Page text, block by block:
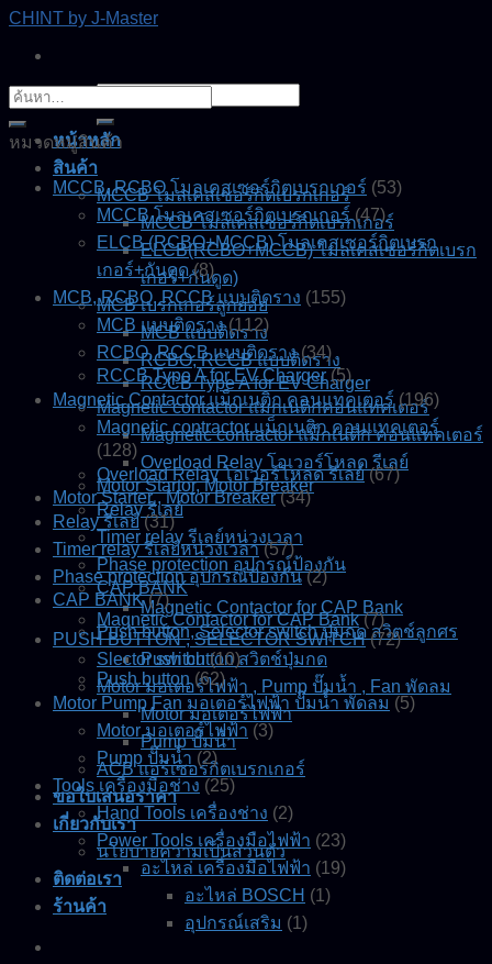
Skip
content
CHINT by J-Master
หน้าหลัก
สินค้า
MCCB โมลเคสเซอร์กิตเบรกเกอร์
MCCB โมลเคสเซอร์กิตเบรกเกอร์
ELCB(RCBO+MCCB) โมลเคสเซอร์กิตเบรก
เกอร์+กันดูด)
MCB เบรกเกอร์ลูกย่อย
MCB แบบติดราง
RCBO, RCCB แบบติดราง
RCCB Type A for EV Charger
Magnetic contactor แมกเนติกคอนแทคเตอร์
Magnetic contractor แม็กเนติก คอนแทคเตอร์
Overload Relay โอเวอร์โหลด รีเลย์
Motor Startor, Motor Breaker
Relay รีเลย์
Timer relay รีเลย์หน่วงเวลา
Phase protection อุปกรณ์ป้องกัน
CAP BANK
Magnetic Contactor for CAP Bank
Push button, Selector switch ปุ่มกด สวิตช์ลูกศร
Push button สวิตช์ปุ่มกด
Motor มอเตอร์ไฟฟ้า , Pump ปั๊มน้ำ , Fan พัดลม
Motor มอเตอร์ไฟฟ้า
Pump ปั๊มน้ำ
ACB แอร์เซอร์กิตเบรกเกอร์
ขอใบเสนอราคา
เกี่ยวกับเรา
นโยบายความเป็นส่วนตัว
ติดต่อเรา
ร้านค้า
ค้นหา:
หมวดหมู่สินค้า
MCCB, RCBO โมลเคสเซอร์กิตเบรกเกอร์ (53)
MCCB โมลเคสเซอร์กิตเบรกเกอร์ (47)
ELCB (RCBO+MCCB) โมลเคสเซอร์กิตเบรก
เกอร์+กันดูด (8)
MCB, RCBO, RCCB แบบติดราง (155)
MCB แบบติดราง (112)
RCBO, RCCB แบบติดราง (34)
RCCB Type A for EV Charger (5)
Magnetic Contactor แม็กเนติก คอนแทคเตอร์ (196)
Magnetic contractor แม็กเนติก คอนแทคเตอร์
(128)
Overload Relay โอเวอร์โหลด รีเลย์ (67)
Motor Starter , Motor Breaker (34)
Relay รีเลย์ (31)
Timer relay รีเลย์หน่วงเวลา (57)
Phase protection อุปกรณ์ป้องกัน (2)
CAP BANK (7)
Magnetic Contactor for CAP Bank (7)
PUSH BUTTON , SELECTOR SWITCH (72)
Slector switch (10)
Push button (62)
Motor Pump Fan มอเตอร์ไฟฟ้า ปั๊มน้ำ พัดลม (5)
Motor มอเตอร์ไฟฟ้า (3)
Pump ปั๊มน้ำ (2)
Tools เครื่องมือช่าง (25)
Hand Tools เครื่องช่าง (2)
Power Tools เครื่องมือไฟฟ้า (23)
อะไหล่ เครื่องมือไฟฟ้า (19)
อะไหล่ BOSCH (1)
อุปกรณ์เสริม (1)